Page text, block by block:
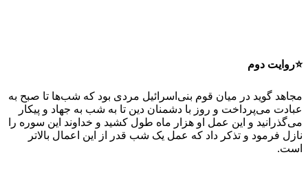
⭐️روایت دوم
مجاهد گوید در میان قوم بنى‌اسرائیل مردى بود که شب‌ها تا صبح به
عبادت مى‌پرداخت و روز با دشمنان دین تا به شب به جهاد و پیکار
مى‌گذرانید و این عمل او هزار ماه طول کشید و خداوند این سوره را
نازل فرمود و تذکر داد که عمل یک شب قدر از این اعمال بالاتر
است.